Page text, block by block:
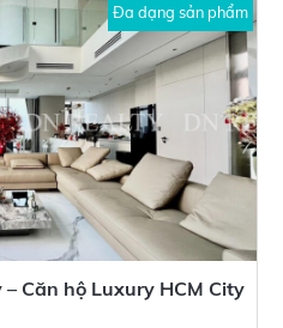
Đa dạng sản phẩm
Căn hộ Luxury HCM City